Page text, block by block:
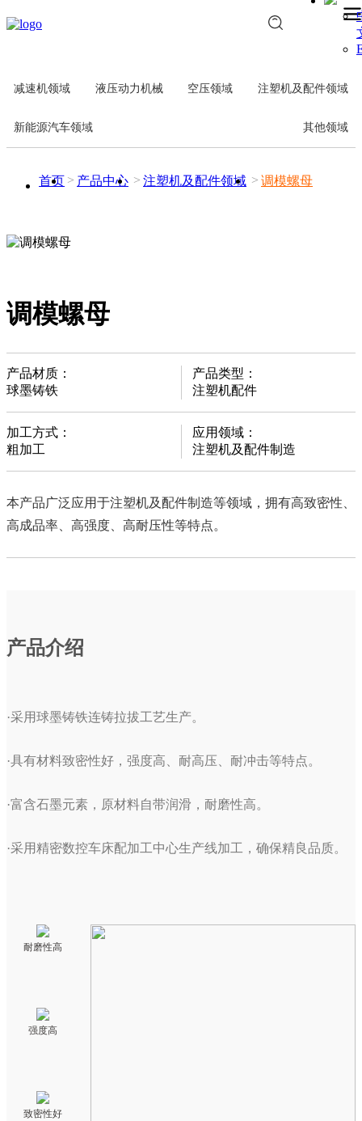
减速机领域 液压动力机械 空压领域 注塑机及配件领域
新能源汽车领域 其他领域
首页 产品中心 注塑机及配件领域 调模螺母
调模螺母
产品材质：
球墨铸铁
产品类型：
注塑机配件
加工方式：
粗加工
应用领域：
注塑机及配件制造
本产品广泛应用于注塑机及配件制造等领域，拥有高致密性、
高成品率、高强度、高耐压性等特点。
产品介绍
·采用球墨铸铁连铸拉拔工艺生产。
·具有材料致密性好，强度高、耐高压、耐冲击等特点。
·富含石墨元素，原材料自带润滑，耐磨性高。
·采用精密数控车床配加工中心生产线加工，确保精良品质。
耐磨性高
强度高
致密性好